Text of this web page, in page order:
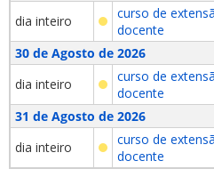
dia inteiro
curso de
docente
30 de Agosto de 2026
dia inteiro
curso de
docente
31 de Agosto de 2026
dia inteiro
curso de
docente